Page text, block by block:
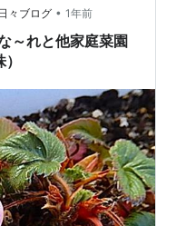
された木組煉瓦造
に近い部分に…
々ブログ • 1年前
～れと他家庭菜園